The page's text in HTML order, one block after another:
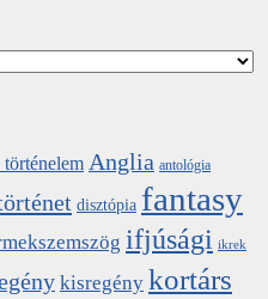
Anglia antológia
disztópia fantasy
ifjúsági ikrek
kisregény kortárs